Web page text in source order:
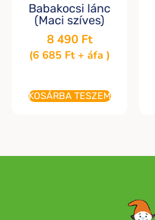
Babakocsi lánc
(Maci szíves)
8 490 Ft
(6 685 Ft + áfa )
KOSÁRBA TESZEM